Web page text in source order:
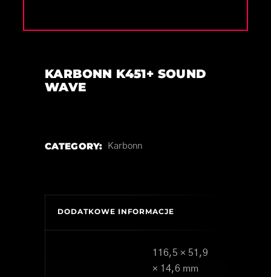
KARBONN K451+ SOUND
WAVE
CATEGORY: Karbonn
DODATKOWE INFORMACJE
116,5 × 51,9
× 14,6 mm